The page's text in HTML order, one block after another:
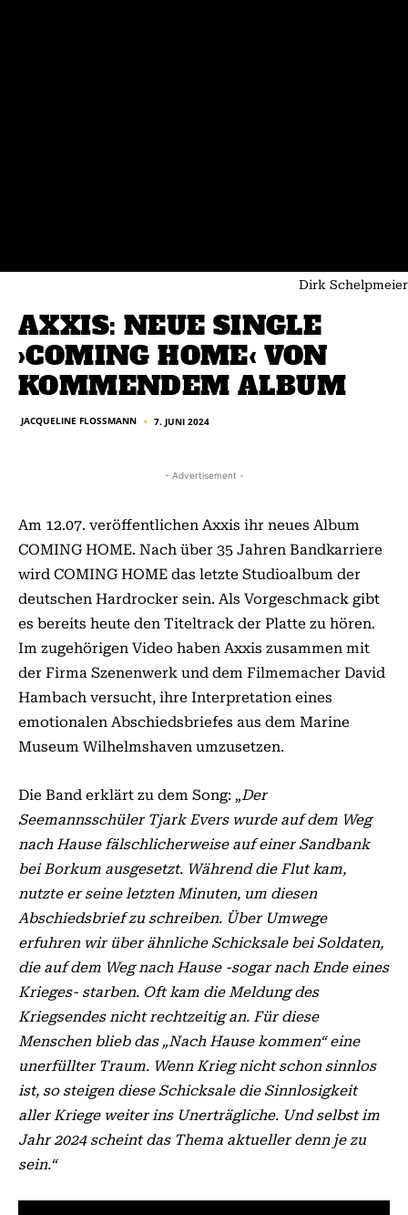
Dirk Schelpmeier
AXXIS: NEUE SINGLE
›COMING HOME‹ VON
KOMMENDEM ALBUM
JACQUELINE FLOSSMANN ■ 7. JUNI 2024
- Advertisement -
Am 12.07. veröffentlichen Axxis ihr neues Album
COMING HOME. Nach über 35 Jahren Bandkarriere
wird COMING HOME das letzte Studioalbum der
deutschen Hardrocker sein. Als Vorgeschmack gibt
es bereits heute den Titeltrack der Platte zu hören.
Im zugehörigen Video haben Axxis zusammen mit
der Firma Szenenwerk und dem Filmemacher David
Hambach versucht, ihre Interpretation eines
emotionalen Abschiedsbriefes aus dem Marine
Museum Wilhelmshaven umzusetzen.
Die Band erklärt zu dem Song: „Der
Seemannsschüler Tjark Evers wurde auf dem Weg
nach Hause fälschlicherweise auf einer Sandbank
bei Borkum ausgesetzt. Während die Flut kam,
nutzte er seine letzten Minuten, um diesen
Abschiedsbrief zu schreiben. Über Umwege
erfuhren wir über ähnliche Schicksale bei Soldaten,
die auf dem Weg nach Hause -sogar nach Ende eines
Krieges- starben. Oft kam die Meldung des
Kriegsendes nicht rechtzeitig an. Für diese
Menschen blieb das „Nach Hause kommen“ eine
unerfüllter Traum. Wenn Krieg nicht schon sinnlos
ist, so steigen diese Schicksale die Sinnlosigkeit
aller Kriege weiter ins Unerträgliche. Und selbst im
Jahr 2024 scheint das Thema aktueller denn je zu
sein.“